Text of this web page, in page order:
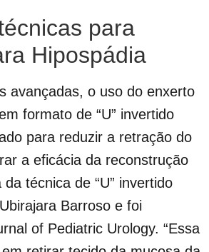
para
Hipospádia
avançadas, o uso do enxerto
formato de “U” invertido
para reduzir a retração do
a eficácia da reconstrução
técnica de “U” invertido
Barroso e foi
of Pediatric Urology. “Essa